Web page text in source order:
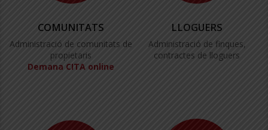
COMUNITATS
Administració de comunitats de
propietaris
Demana CITA online
LLOGUERS
Administració de finques,
contractes de lloguers